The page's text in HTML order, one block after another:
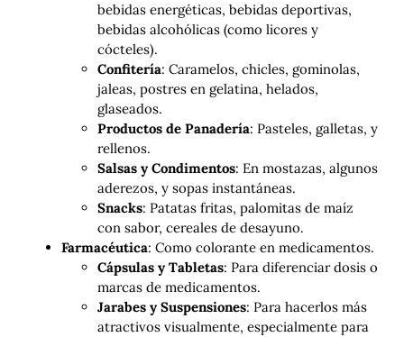
bebidas energéticas, bebidas deportivas,
bebidas alcohólicas (como licores y
cócteles).
Confitería: Caramelos, chicles, gominolas,
jaleas, postres en gelatina, helados,
glaseados.
Productos de Panadería: Pasteles, galletas, y
rellenos.
Salsas y Condimentos: En mostazas, algunos
aderezos, y sopas instantáneas.
Snacks: Patatas fritas, palomitas de maíz
con sabor, cereales de desayuno.
Farmacéutica: Como colorante en medicamentos.
Cápsulas y Tabletas: Para diferenciar dosis o
marcas de medicamentos.
Jarabes y Suspensiones: Para hacerlos más
atractivos visualmente, especialmente para